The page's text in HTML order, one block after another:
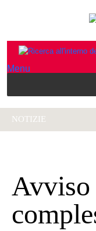
Menu
NOTIZIE
Avviso